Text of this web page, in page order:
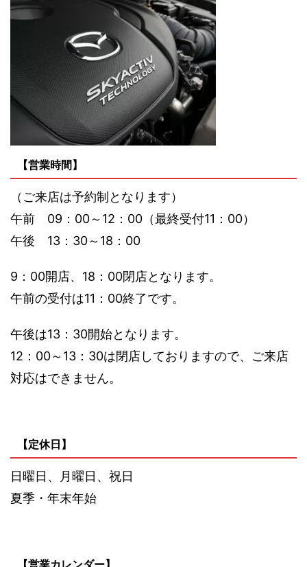
【営業時間】
（ご来店は予約制となります）
午前 09：00～12：00（最終受付11：00）
午後 13：30～18：00
9：00開店、18：00閉店となります。
午前の受付は11：00終了です。
午後は13：30開始となります。
12：00～13：30は閉店しておりますので、ご来店
対応はできません。
【定休日】
日曜日、月曜日、祝日
夏季・年末年始
【営業カレンダー】